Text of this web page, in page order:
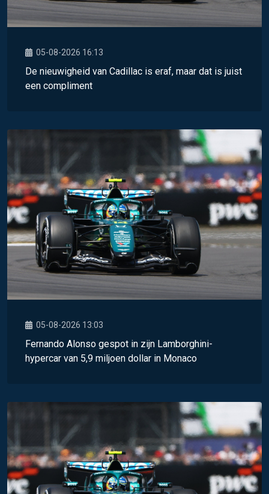
05-08-2026 16:13
De nieuwigheid van Cadillac is eraf, maar dat is juist
een compliment
05-08-2026 13:03
Fernando Alonso gespot in zijn Lamborghini-
hypercar van 5,9 miljoen dollar in Monaco